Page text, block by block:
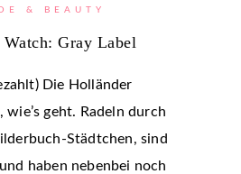
& BEAUTY
Gray Label
Die Holländer
wie’s geht. Radeln durch
Städtchen, sind
haben nebenbei noch